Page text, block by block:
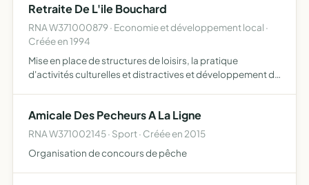
Retraite De L'ile Bouchard
RNA W371000879 · Economie et développement local ·
Créée en 1994
Mise en place de structures de loisirs, la pratique
d'activités culturelles et distractives et développement de
Amicale Des Pecheurs A La Ligne
RNA W371002145 · Sport · Créée en 2015
Organisation de concours de pêche